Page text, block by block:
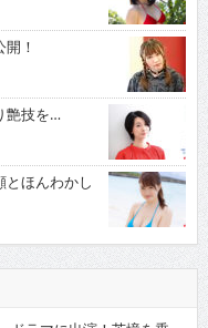
！
艶技を…
ほんわかし